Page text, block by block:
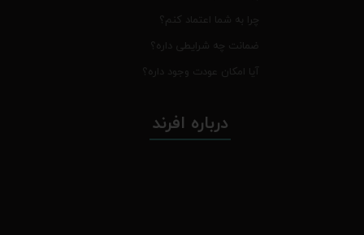
چرا به شما اعتماد کنم؟
ضمانت چه شرایطی داره؟
آیا امکان عودت وجود داره؟
درباره افرند